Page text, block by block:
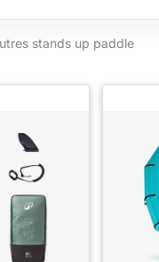
stands up paddle